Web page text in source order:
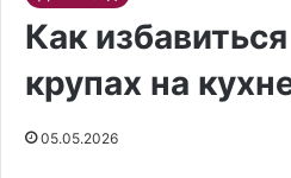
Как
крупах на
05.05.2026